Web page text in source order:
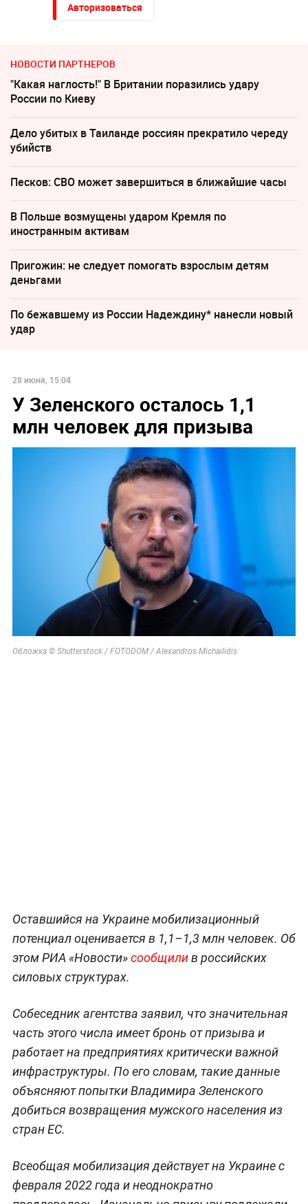
Авторизоваться
НОВОСТИ ПАРТНЕРОВ
"Какая наглость!" В Британии поразились удару
России по Киеву
Дело убитых в Таиланде россиян прекратило череду
убийств
Песков: СВО может завершиться в ближайшие часы
В Польше возмущены ударом Кремля по
иностранным активам
Пригожин: не следует помогать взрослым детям
деньгами
По бежавшему из России Надеждину* нанесли новый
удар
28 июня, 15:04
У Зеленского осталось 1,1
млн человек для призыва
Обложка © Shutterstock / FOTODOM / Alexandros Michailidis
Оставшийся на Украине мобилизационный
потенциал оценивается в 1,1–1,3 млн человек. Об
этом РИА «Новости»сообщилив российских
силовых структурах.
Собеседник агентства заявил, что значительная
часть этого числа имеет бронь от призыва и
работает на предприятиях критически важной
инфраструктуры. По его словам, такие данные
объясняют попытки Владимира Зеленского
добиться возвращения мужского населения из
стран ЕС.
Всеобщая мобилизация действует на Украине с
февраля 2022 года и неоднократно